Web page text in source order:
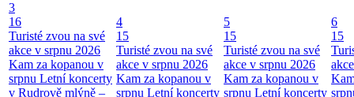
3
16
Turisté zvou na své
akce v srpnu 2026
Kam za kopanou v
srpnu Letní koncerty
v Rudrově mlýně –
4
15
Turisté zvou na své
akce v srpnu 2026
Kam za kopanou v
srpnu Letní koncerty
5
15
Turisté zvou na své
akce v srpnu 2026
Kam za kopanou v
srpnu Letní koncerty
6
15